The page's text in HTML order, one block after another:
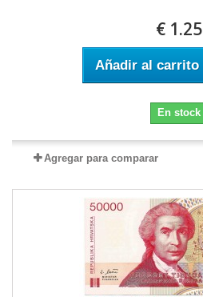
€ 1.25
Añadir al carrito
En stock
Agregar para comparar